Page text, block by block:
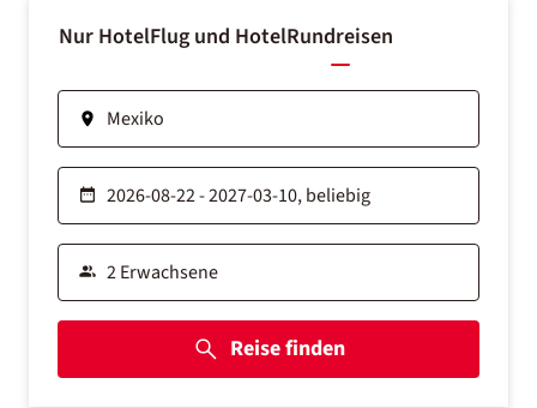
Nur HotelFlug und HotelRundreisen
Reise finden